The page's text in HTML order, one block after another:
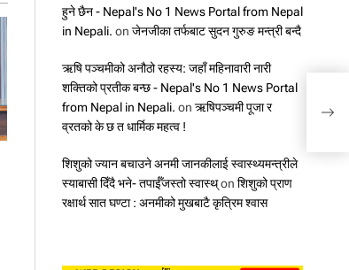
हुने छैन - Nepal's No 1 News Portal from Nepal
in Nepali. on जेनजीका तर्फबाट सुदन गुरुङ मन्त्री बन्दै
ऋषि पञ्चमीको अनौठो रहस्य: जहाँ महिनावारी नारी
शक्तिको प्रतीक बन्छ - Nepal's No 1 News Portal
from Nepal in Nepali. on ऋषिपञ्चमी पूजा र
व्रतको के छ त धार्मिक महत्व !
शिशुको ज्यान बचाउने अनमी जानकीलाई स्वास्थ्यमन्त्रीले
स्याबासी दिँदै भने- तपाईँजस्तो स्वास्थ्on शिशुको प्राण
रक्षार्थ सात घण्टा : अनमीको मुखबाटै कृत्रिम श्वास